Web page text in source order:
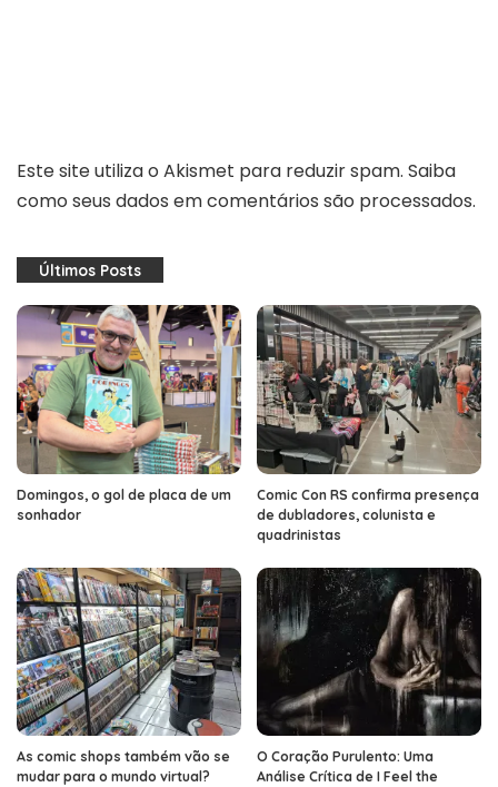
Este site utiliza o Akismet para reduzir spam. Saiba
como seus dados em comentários são processados.
Últimos Posts
Domingos, o gol de placa de um
sonhador
Comic Con RS confirma presença
de dubladores, colunista e
quadrinistas
As comic shops também vão se
mudar para o mundo virtual?
O Coração Purulento: Uma
Análise Crítica de I Feel the